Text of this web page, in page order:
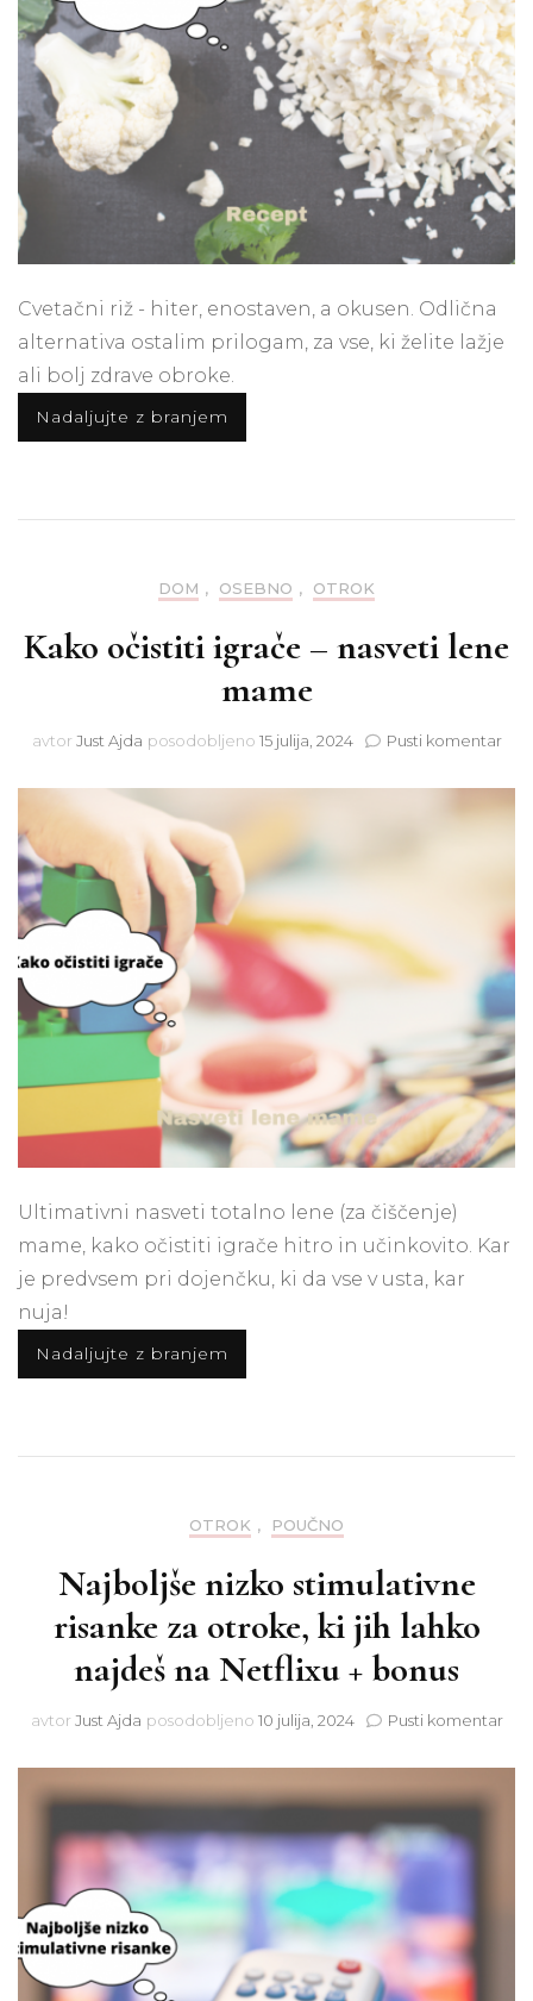
Cvetačni riž - hiter, enostaven, a okusen. Odlična
alternativa ostalim prilogam, za vse, ki želite lažje
ali bolj zdrave obroke.
Nadaljujte z branjem
DOM , OSEBNO , OTROK
Kako očistiti igrače – nasveti lene
mame
avtor Just Ajda posodobljeno 15 julija, 2024 Pusti komentarna
Ultimativni nasveti totalno lene (za čiščenje)
mame, kako očistiti igrače hitro in učinkovito. Kar
je predvsem pri dojenčku, ki da vse v usta, kar
nuja!
Nadaljujte z branjem
OTROK , POUČNO
Najboljše nizko stimulativne
risanke za otroke, ki jih lahko
najdeš na Netflixu + bonus
avtor Just Ajda posodobljeno 10 julija, 2024 Pusti komentarna